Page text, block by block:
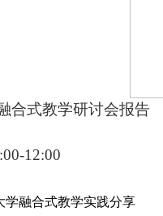
合式教学研讨会报告
12:00
学融合式教学实践分享